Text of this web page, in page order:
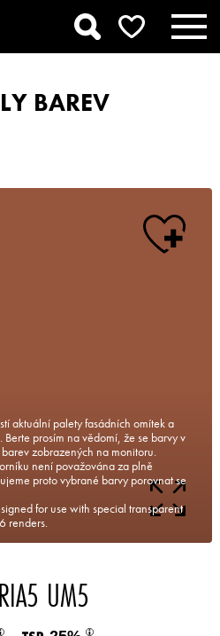
BAREV
aktuální palety fasádních omítek a
prosím na vědomí, že se barvy v
zobrazených na monitoru.
není považována za plně
proto vybrané barvy porovnat se
for use with special transparent
renders.
UM5